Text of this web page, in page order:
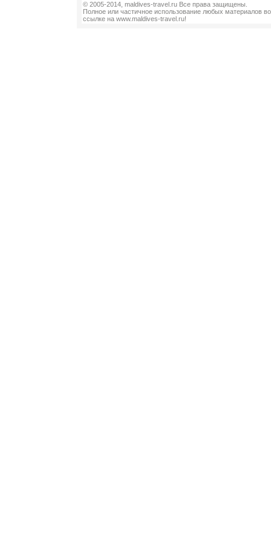
© 2005-2014, maldives-travel.ru Все права защищены.
Полное или частичное использование любых материалов
ссылке на www.maldives-travel.ru!